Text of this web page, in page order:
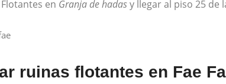
en Granja de hadasy llegar al piso 25 de
ruinas flotantes en Fae